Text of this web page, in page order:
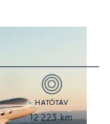
HATÓTÁV
12 223km